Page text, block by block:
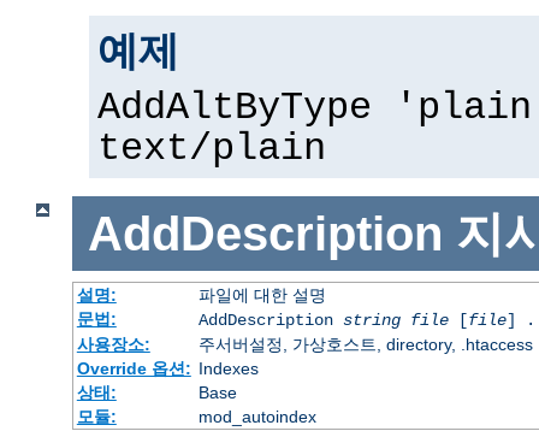
예제
AddAltByType
text/plain
AddDescription 지
설명:
파일에 대한 설명
문법:
AddDescription string file[file]
사용장소:
주서버설정, 가상호스트, directory, .htaccess
Override 옵션: Indexes
상태:
Base
모듈:
mod_autoindex